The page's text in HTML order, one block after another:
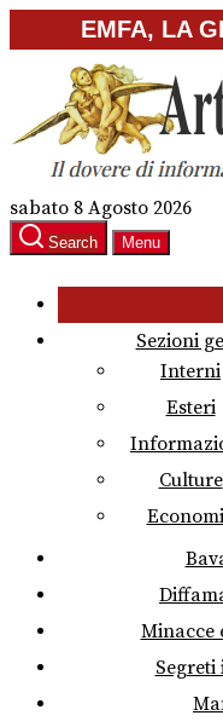
to
content
EMFA, LA
sabato 8 Agosto 2026
Search Menu
Sezioni
Interni
Esteri
Culture
Minacce